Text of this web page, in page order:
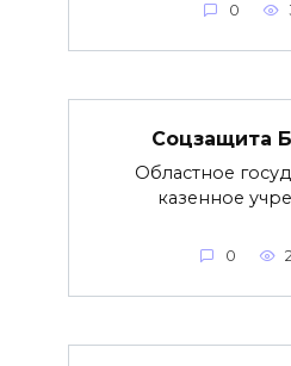
0
Соцзащита
Областное
казенное
0